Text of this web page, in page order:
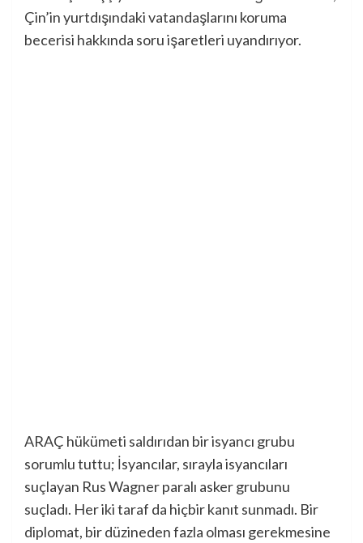
Çin’in yurtdışındaki vatandaşlarını koruma
becerisi hakkında soru işaretleri uyandırıyor.
ARAÇ hükümeti saldırıdan bir isyancı grubu
sorumlu tuttu; İsyancılar, sırayla isyancıları
suçlayan Rus Wagner paralı asker grubunu
suçladı. Her iki taraf da hiçbir kanıt sunmadı. Bir
diplomat, bir düzineden fazla olması gerekmesine